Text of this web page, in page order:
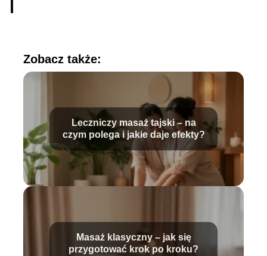
Zobacz także:
Leczniczy masaż tajski – na
czym polega i jakie daje efekty?
Masaż klasyczny – jak się
przygotować krok po kroku?